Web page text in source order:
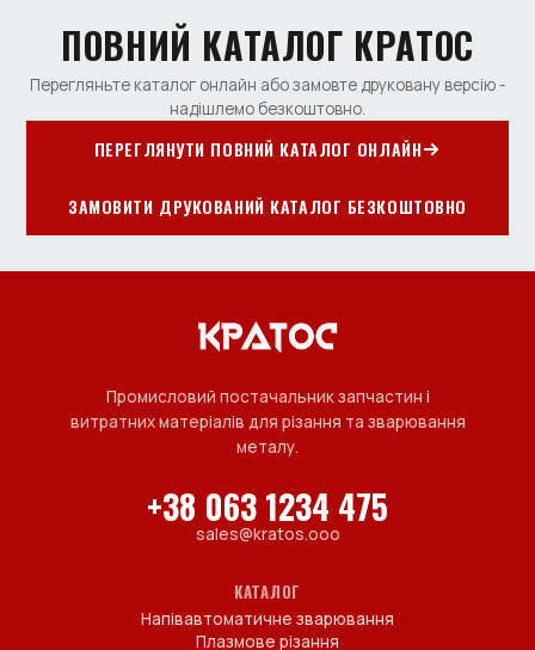
ПОВНИЙ КАТАЛОГ КРАТОС
Перегляньте каталог онлайн або замовте друковану версію -
надішлемо безкоштовно.
ПЕРЕГЛЯНУТИ ПОВНИЙ КАТАЛОГ ОНЛАЙН
ЗАМОВИТИ ДРУКОВАНИЙ КАТАЛОГ БЕЗКОШТОВНО
Промисловий постачальник запчастин і
витратних матеріалів для різання та зварювання
металу.
+38 063 1234 475
sales@kratos.ooo
КАТАЛОГ
Напівавтоматичне зварювання
Плазмове різання